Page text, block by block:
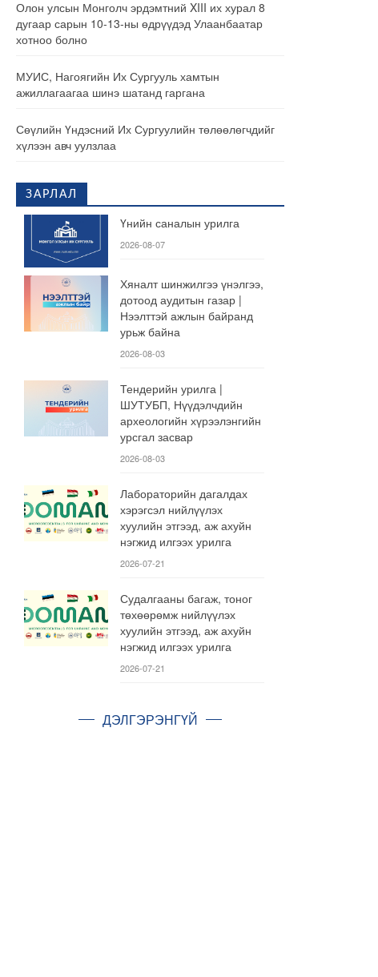
Олон улсын Монголч эрдэмтний XIII их хурал 8
дугаар сарын 10-13-ны өдрүүдэд Улаанбаатар
хотноо болно
МУИС, Нагоягийн Их Сургууль хамтын
ажиллагаагаа шинэ шатанд гаргана
Сөүлийн Үндэсний Их Сургуулийн төлөөлөгчдийг
хүлээн авч уулзлаа
ЗАРЛАЛ
Үнийн саналын урилга
2026-08-07
Хяналт шинжилгээ үнэлгээ,
дотоод аудитын газар |
Нээлттэй ажлын байранд
урьж байна
2026-08-03
Тендерийн урилга |
ШУТУБП, Нүүдэлчдийн
археологийн хүрээлэнгийн
урсгал засвар
2026-08-03
Лабораторийн дагалдах
хэрэгсэл нийлүүлэх
хуулийн этгээд, аж ахуйн
нэгжид илгээх урилга
2026-07-21
Судалгааны багаж, тоног
төхөөрөмж нийлүүлэх
хуулийн этгээд, аж ахуйн
нэгжид илгээх урилга
2026-07-21
ДЭЛГЭРЭНГҮЙ